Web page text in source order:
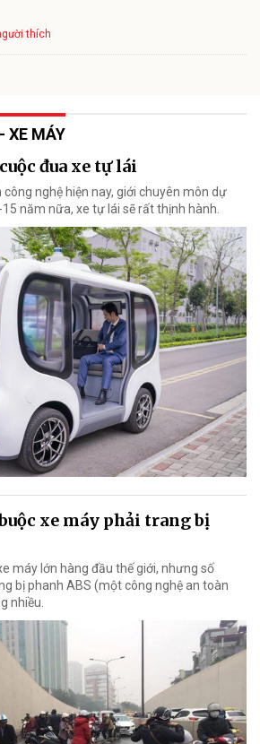
thích
XE MÁY
đua xe tự lái
nghệ hiện nay, giới chuyên môn dự
năm nữa, xe tự lái sẽ rất thịnh hành.
xe máy phải trang bị
máy lớn hàng đầu thế giới, nhưng số
bị phanh ABS (một công nghệ an toàn
nhiều.